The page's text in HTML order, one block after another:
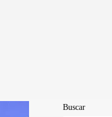
Buscar